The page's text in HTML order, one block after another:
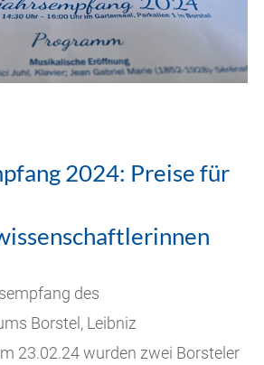
2024: Preise für
des
Borstel, Leibniz
23.02.24 wurden zwei Borsteler